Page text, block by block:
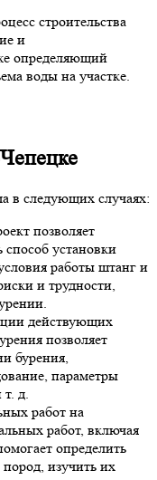
строительства
и
определяющий
воды на участке.
в следующих случаях:
позволяет
установки
работы штанг и
и трудности,
действующих
позволяет
бурения,
параметры
д.
работ на
работ, включая
определить
изучить их